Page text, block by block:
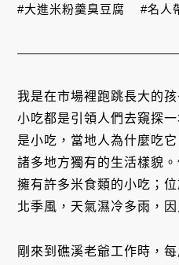
我是在市場裡跑跳長大的
小吃都是引領人們去窺探
是小吃，當地人為什麼吃
諸多地方獨有的生活樣貌
擁有許多米食類的小吃；
北季風，天氣濕冷多雨，
剛來到礁溪老爺工作時，
#大進米粉羹臭豆腐
#名人